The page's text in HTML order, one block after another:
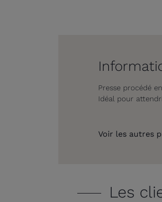
Presse procédé
Idéal pour
Voir les autres
Les